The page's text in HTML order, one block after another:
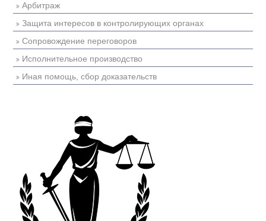
Арбитраж
Защита интересов в контролирующих органах
Сопровождение переговоров
Исполнительное производство
Иная помощь, сбор доказательств